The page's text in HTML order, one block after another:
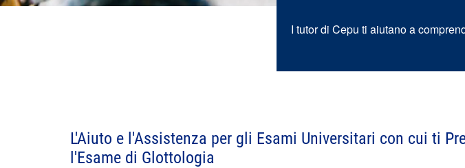
I tutor di Cepu ti aiutano a
L'Aiuto e l'Assistenza per gli Esami Universitari con cui ti
l'Esame di Glottologia